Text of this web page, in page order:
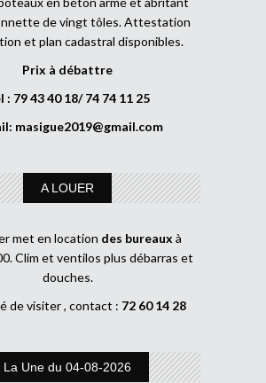
de vingt tôles. Attestation
et plan cadastral disponibles.
Prix à débattre
: 79 43 40 18/ 74 74 11 25
masigue2019@gmail.com
A LOUER
met en location des bureaux à
Clim et ventilos plus débarras et
douches.
de visiter , contact : 72 60 14 28
La Une du 04-08-2026